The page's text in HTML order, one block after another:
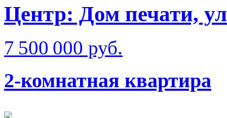
Центр: Дом печати,
7 500 000 руб.
2-комнатная квартира